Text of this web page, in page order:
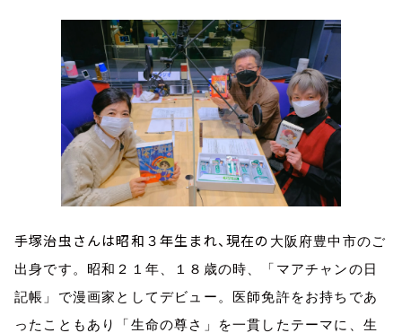
手塚治虫さんは昭和３年生まれ、現在の 大阪府豊中市のご
出身です。昭和２１年、１８歳の時、「マアチャンの日
記帳」で漫画家としてデビュー。医師免許をお持ちであ
ったこともあり「生命の尊さ」を一貫したテーマに、生